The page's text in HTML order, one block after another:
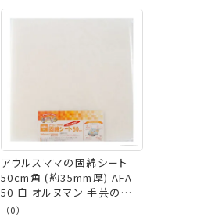
アウルスママの固綿シート
50cm角 (約35mm厚) AFA-
50 白 オルヌマン 手芸の山
久
（0）